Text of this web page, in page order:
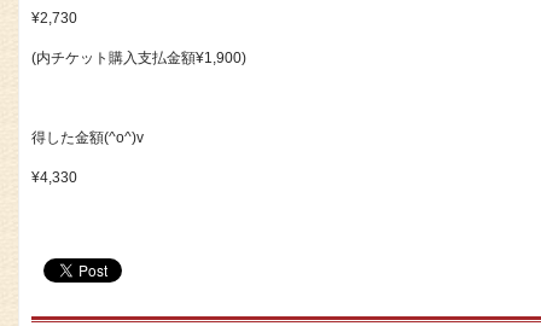
¥2,730
(内チケット購入支払金額¥1,900)
得した金額(^o^)v
¥4,330